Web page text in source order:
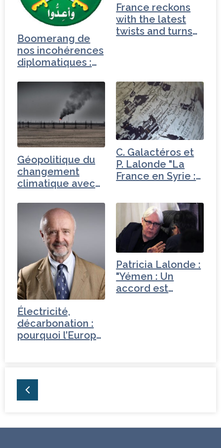
Boomerang de
nos incohérences
diplomatiques :
France reckons
with the latest
twists and turns
Géopolitique du
changement
climatique avec
C. Galactéros et
P. Lalonde "La
France en Syrie :
Électricité,
décarbonation :
pourquoi l’Europe
Patricia Lalonde :
"Yémen : Un
accord est